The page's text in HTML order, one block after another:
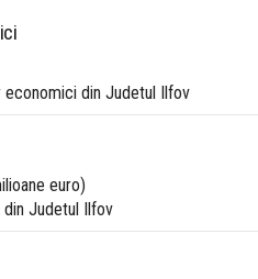
economici din Judetul Ilfov
euro)
Judetul Ilfov